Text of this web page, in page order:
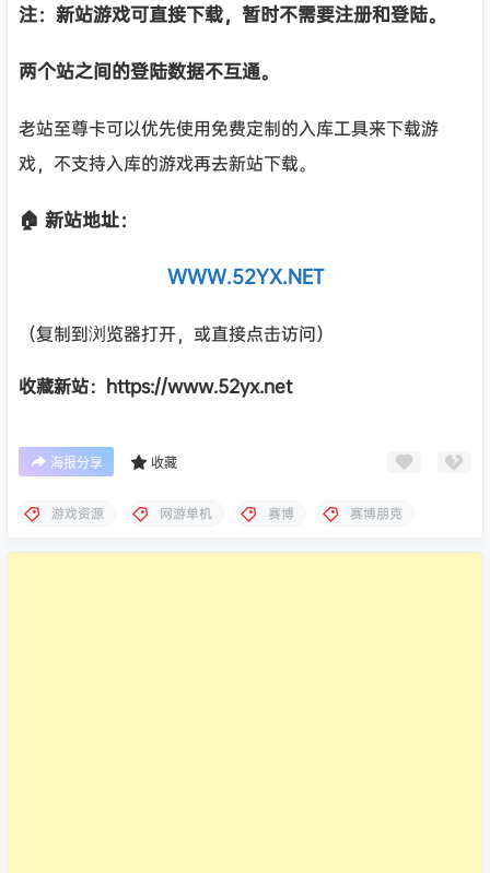
注：新站游戏可直接下载，暂时不需要注册和登陆。
两个站之间的登陆数据不互通。
老站至尊卡可以优先使用免费定制的入库工具来下载游
戏，不支持入库的游戏再去新站下载。
🏠 新站地址：
WWW.52YX.NET
（复制到浏览器打开，或直接点击访问）
收藏新站：https://www.52yx.net
海报分享 收藏
游戏资源 网游单机 赛博 赛博朋克